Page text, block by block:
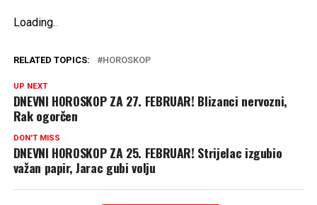
Loading...
RELATED TOPICS: HOROSKOP
UP NEXT
DNEVNI HOROSKOP ZA 27. FEBRUAR! Blizanci nervozni,
Rak ogorčen
DON'T MISS
DNEVNI HOROSKOP ZA 25. FEBRUAR! Strijelac izgubio
važan papir, Jarac gubi volju